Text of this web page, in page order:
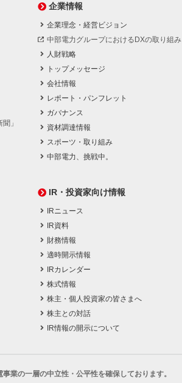
」
企業情報
企業理念・経営ビジョン
中部電力グループにおけるDXの取り組み
人財戦略
トップメッセージ
会社情報
レポート・パンフレット
ガバナンス
資材調達情報
スポーツ・取り組み
中部電力、挑戦中。
IR・投資家向け情報
IRニュース
IR資料
財務情報
適時開示情報
IRカレンダー
株式情報
株主・個人投資家の皆さまへ
株主との対話
IR情報の開示について
事業の一層の中立性・公平性を確保しております。